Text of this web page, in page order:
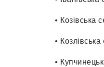
• Козівська
•
•